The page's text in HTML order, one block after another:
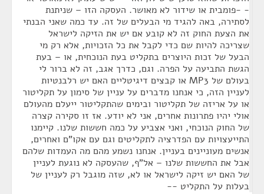
- -פומבית או שידור לא מאושר. העסקה הזו – שניתנת
לסתירה, באה להגיד מי הבעלים של זה. עד כמה שאני הבנתי
את הצעת החוק זה לא קובע אם יש את הזיקה לישראל
שצריכה להיות שם כדי לקבל את כל הזכויות, אלא רק מי
הבעל של זכות היוצרים בתקליט בעת הנוכחית, או – בעת
הגשת התביעה על הפרה. וגם, כדרך אגב, זה לא ברור לי
בעולם של MP3 או קבצים דיגיטליים האם יש רלבנטיות
לעניין הזה, כי אנחנו מדברים על עניין של סימון על תקליטור
או על אריזה של תקליטור ובימים שהתקליטור ייעלם מהעולם
אולי יהיו פתרונות אחרים, אני לא יודע. אז זו סקירה קצרה
של החוק הנוכחי, ואני אצביע על כמה חששות שלנו. קיימנו
התייעצויות עם הפדרציה לתקליטים וגם עם אקו"ם ואחרים,
אנשים מעוניינים בעניין. אנחנו נשמע מהם מה העמדות שלהם
אבל את החששות שלנו – אל"ף, שהעסקה לא נוגעת לעניין
של האם יש זיקה לישראל או לא, שזה מוגבל רק לעניין של
בעלות על התקליט --